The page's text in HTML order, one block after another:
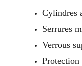
Cylindres
Serrures
Verrous
Protection